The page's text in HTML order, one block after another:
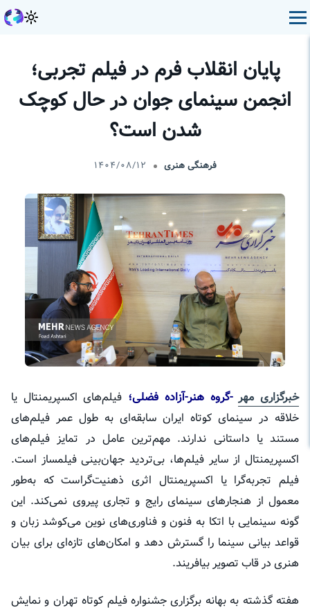
پایان انقلاب فرم در فیلم تجربی؛
انجمن سینمای جوان در حال کوچک
شدن است؟
فرهنگی هنری ۱۴۰۴/۰۸/۱۲
خبرگزاری مهر-گروه هنر-آزاده فضلی؛ فیلم‌های اکسپریمنتال یا
خلاقه در سینمای کوتاه ایران سابقه‌ای به طول عمر فیلم‌های
مستند یا داستانی ندارند. مهم‌ترین عامل در تمایز فیلم‌های
اکسپریمنتال از سایر فیلم‌ها، بی‌تردید جهان‌بینی فیلمساز است.
فیلم تجربه‌گرا یا اکسپریمنتال اثری ذهنیت‌گراست که به‌طور
معمول از هنجارهای سینمای رایج و تجاری پیروی نمی‌کند. این
گونه سینمایی با اتکا به فنون و فناوری‌های نوین می‌کوشد زبان و
قواعد بیانی سینما را گسترش دهد و امکان‌های تازه‌ای برای بیان
هنری در قاب تصویر بیافریند.
هفته گذشته به بهانه برگزاری جشنواره فیلم کوتاه تهران و نمایش